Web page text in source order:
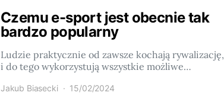
Czemu e-sport jest obecnie tak
bardzo popularny
Ludzie praktycznie od zawsze kochają rywalizację,
i do tego wykorzystują wszystkie możliwe…
Jakub Biasecki 15/02/2024